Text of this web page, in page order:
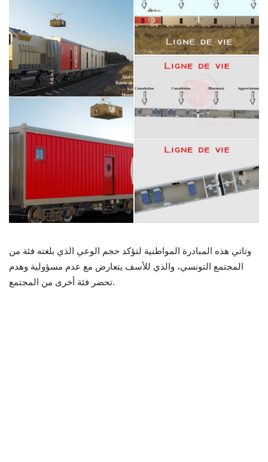
وتاتي هذه المبادرة المواطنية لتؤكد حجم الوعي الذي بلغته فئة من
المجتمع التونسي، والذي للأسف يتعارض مع عدم مسؤولية وهدم
تحضر فئة أخرى من المجتمع.